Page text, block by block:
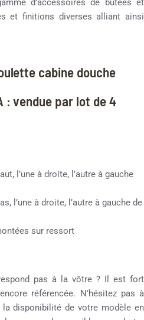
d’accessoires de butées et
et finitions diverses alliant ainsi
cabine douche
: vendue par lot de 4
l’une à droite, l’autre à gauche
l’une à droite, l’autre à gauche de
sur ressort
pas à la vôtre ? Il est fort
référencée. N’hésitez pas à
disponibilité de votre modèle en